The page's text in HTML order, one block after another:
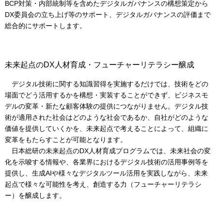
BCP対策・内部統制等を含めたデジタルガバナンスの構想策定から
DX委員会の立ち上げ等のサポート、デジタルガバナンスの評価まで
総合的にサポートします。
未来起点のDX人材育成・フューチャーリテラシー醸成
デジタル技術に関する知識習得を実施するだけでは、技術をどの
場面でどう活用するかを構想・実装することができず、ビジネスモ
デルの変革・新たな顧客体験の提供につながりません。デジタル技
術が適用された社会はどのような社会であるか、自社がどのような
価値を提供していくかを、未来起点で考えることによって、組織に
変革をもたらすことが可能となります。
日本総研の未来起点のDX人材育成プログラムでは、未来社会の変
化を示唆する情報や、各業界におけるデジタル技術の活用事例等を
提供し、生成AIや様々なデジタルツール活用を実践しながら、未来
起点で様々な可能性を考え、創造する力（フューチャーリテラシ
ー）を醸成します。